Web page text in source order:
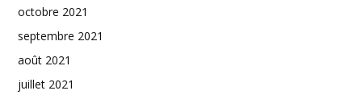
octobre 2021
septembre 2021
août 2021
juillet 2021